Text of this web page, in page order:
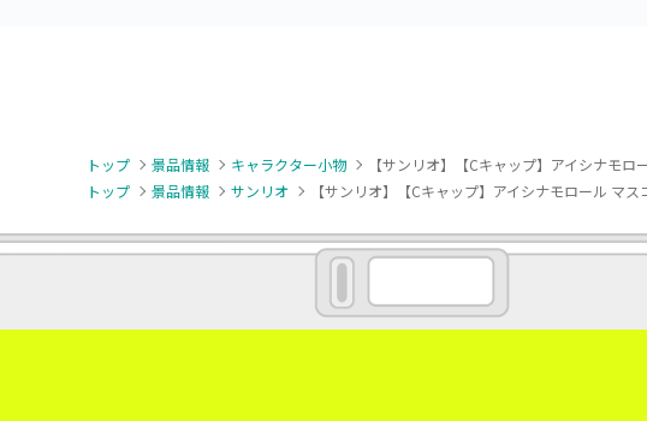
トップ 景品情報 キャラクター小物
【サンリオ】【Cキャップ】アイシナモ
トップ
景品情報 サンリオ 【サンリオ】【Cキャップ】アイシナモロール マ